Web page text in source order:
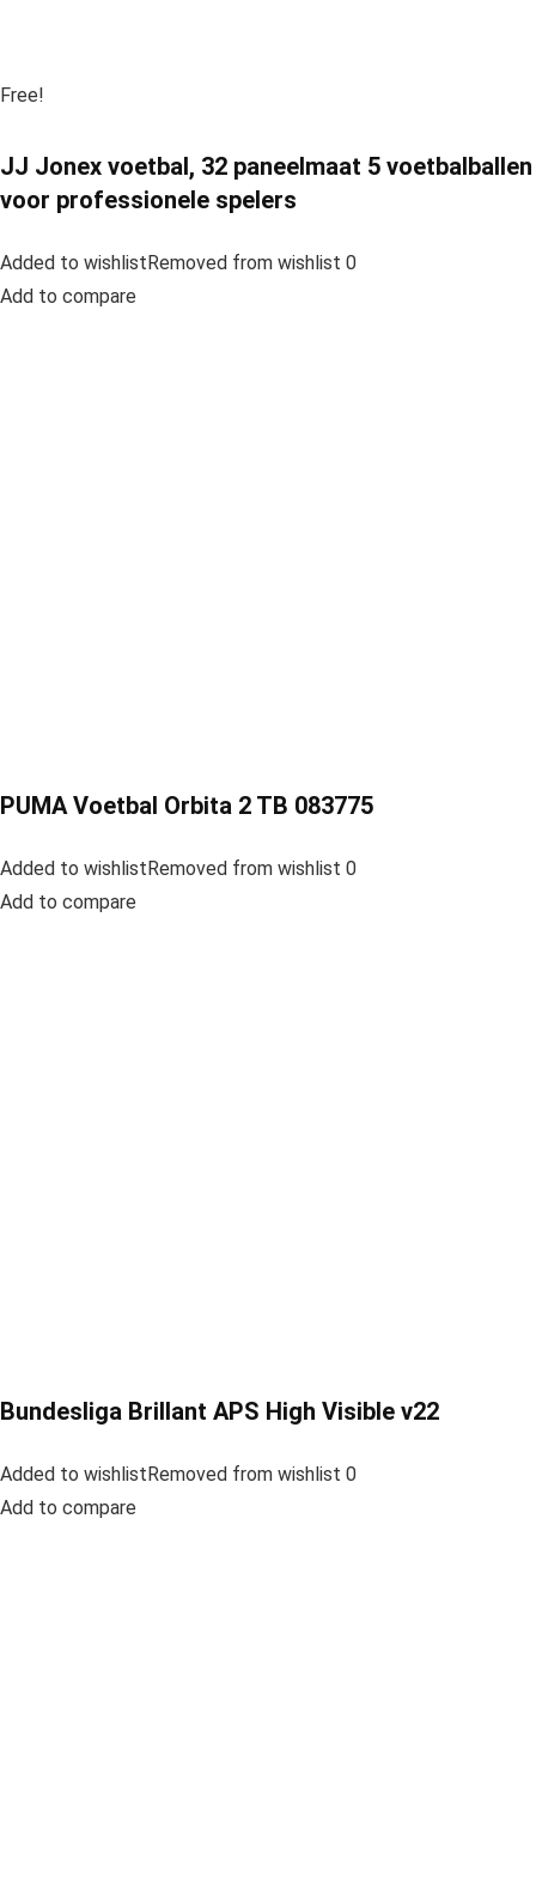
Free!
JJ Jonex voetbal, 32 paneelmaat 5 voetbalballen
voor professionele spelers
Added to wishlistRemoved from wishlist 0
Add to compare
PUMA Voetbal Orbita 2 TB 083775
Added to wishlistRemoved from wishlist 0
Add to compare
Bundesliga Brillant APS High Visible v22
Added to wishlistRemoved from wishlist 0
Add to compare